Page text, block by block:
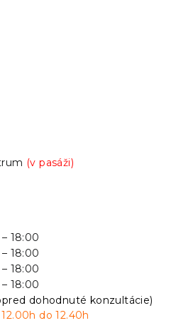
(v pasáži)
18:00
18:00
18:00
18:00
dohodnuté konzultácie)
do 12.40h